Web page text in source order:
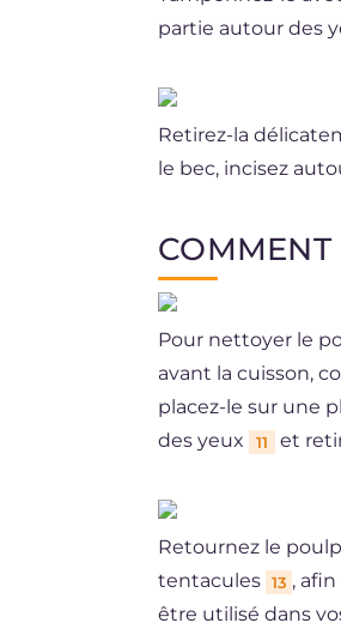
partie autour des
Retirez-la
le bec, incisez
COMMENT
Pour nettoyer le
avant la cuisson,
placez-le sur une
des yeux
11 et
Retournez le
tentacules 13 ,
être utilisé dans